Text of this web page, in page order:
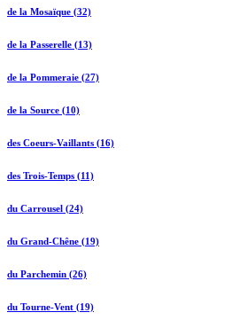
de la Mosaïque (32)
de la Passerelle (13)
de la Pommeraie (27)
de la Source (10)
des Coeurs-Vaillants (16)
des Trois-Temps (11)
du Carrousel (24)
du Grand-Chêne (19)
du Parchemin (26)
du Tourne-Vent (19)